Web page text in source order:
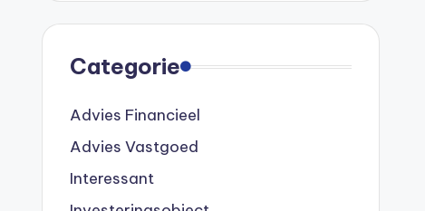
Categorie
Advies Financieel
Advies Vastgoed
Interessant